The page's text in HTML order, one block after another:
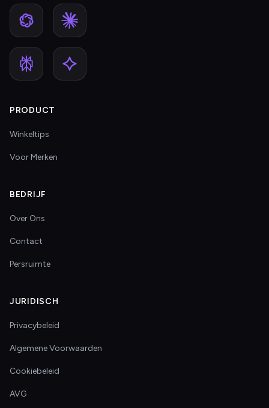
PRODUCT
Winkeltips
Voor Merken
BEDRIJF
Over Ons
Contact
Persruimte
JURIDISCH
Privacybeleid
Algemene Voorwaarden
Cookiebeleid
AVG